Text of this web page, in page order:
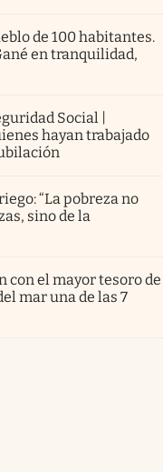
de 100 habitantes.
en tranquilidad,
Social |
hayan trabajado
“La pobreza no
sino de la
con el mayor tesoro de
mar una de las 7